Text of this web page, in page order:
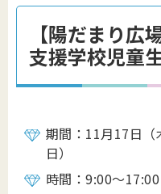
【陽だまり
支援学校児童
期間：11月17日
日）
時間：9:00～